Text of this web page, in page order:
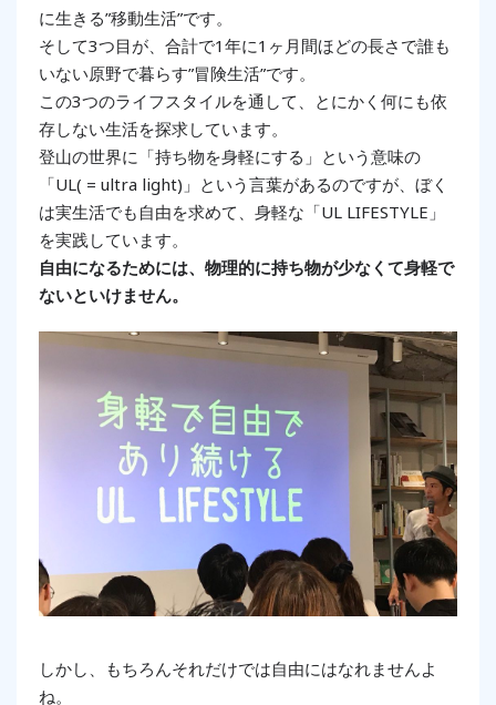
に生きる”移動生活”です。
そして3つ目が、合計で1年に1ヶ月間ほどの長さで誰も
いない原野で暮らす”冒険生活”です。
この3つのライフスタイルを通して、とにかく何にも依
存しない生活を探求しています。
登山の世界に「持ち物を身軽にする」という意味の
「UL( = ultra light)」という言葉があるのですが、ぼく
は実生活でも自由を求めて、身軽な「UL LIFESTYLE」
を実践しています。
自由になるためには、物理的に持ち物が少なくて身軽で
ないといけません。
しかし、もちろんそれだけでは自由にはなれませんよ
ね。